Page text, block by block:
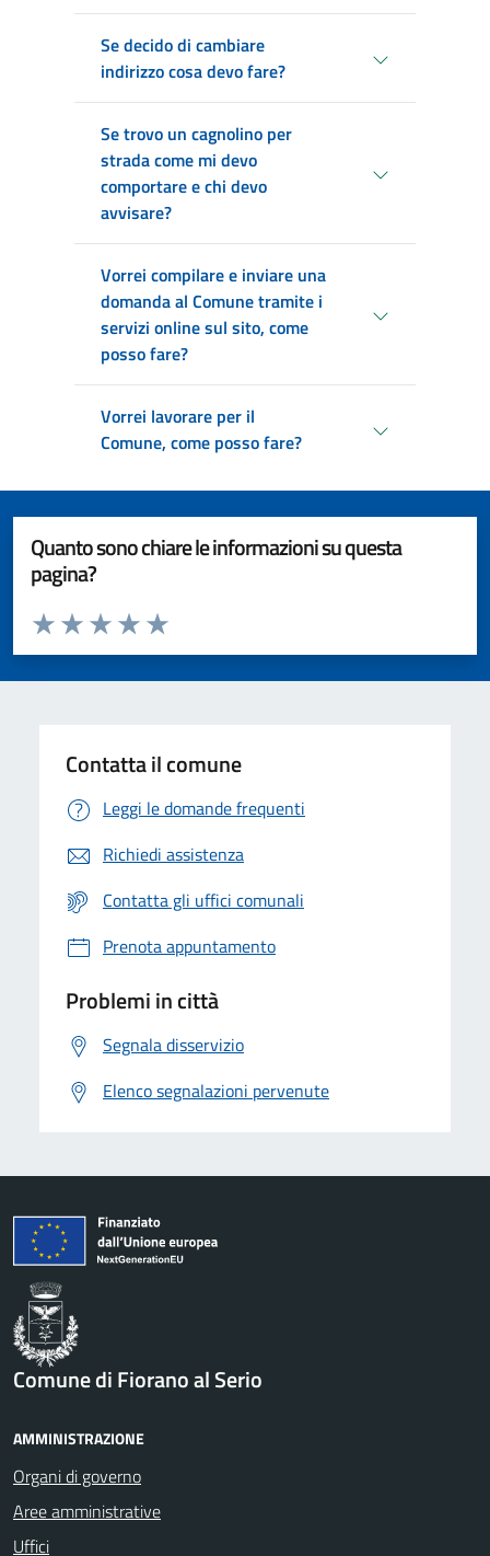
Se decido di cambiare
indirizzo cosa devo fare?
Se trovo un cagnolino per
strada come mi devo
comportare e chi devo
avvisare?
Vorrei compilare e inviare una
domanda al Comune tramite i
servizi online sul sito, come
posso fare?
Vorrei lavorare per il
Comune, come posso fare?
Quanto sono chiare le informazioni su questa
pagina?
Valuta da 1 a 5 stelle la pagina
Valuta 5 stelle su 5
Valuta 4 stelle su 5
Valuta 3 stelle su 5
Valuta 2 stelle su 5
Valuta 1 stelle su 5
Contatta il comune
Leggi le domande frequenti
Richiedi assistenza
Contatta gli uffici comunali
Prenota appuntamento
Problemi in città
Segnala disservizio
Elenco segnalazioni pervenute
Comune di Fiorano al Serio
AMMINISTRAZIONE
Organi di governo
Aree amministrative
Uffici